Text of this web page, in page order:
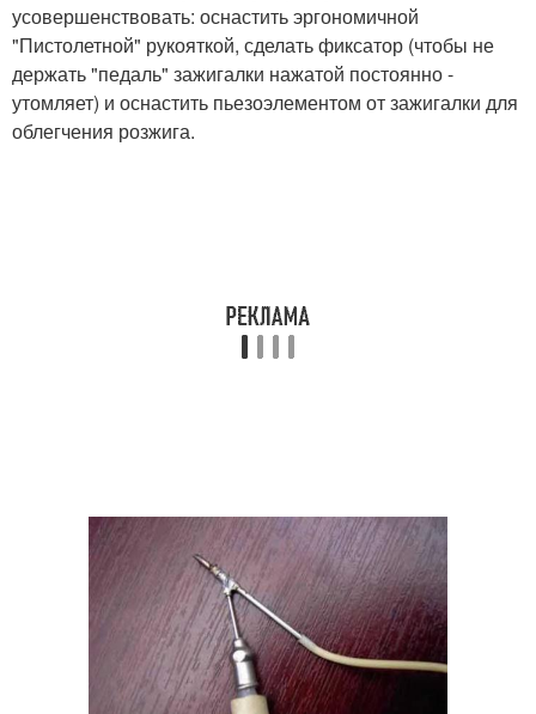
усовершенствовать: оснастить эргономичной
"Пистолетной" рукояткой, сделать фиксатор (чтобы не
держать "педаль" зажигалки нажатой постоянно -
утомляет) и оснастить пьезоэлементом от зажигалки для
облегчения розжига.